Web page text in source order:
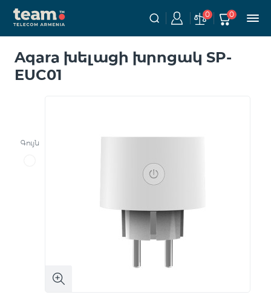
0 0
Aqara խելացի խրոցակ SP-
EUC01
Գույն